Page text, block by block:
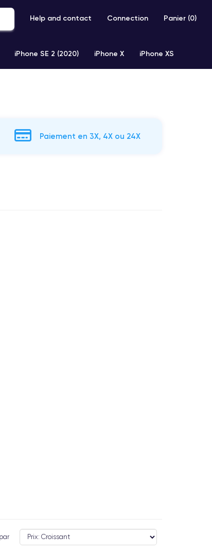
Help and contact Connection Panier (0)
iPhone SE 2 (2020) iPhone X iPhone XS
Paiement en 3X, 4X ou 24X